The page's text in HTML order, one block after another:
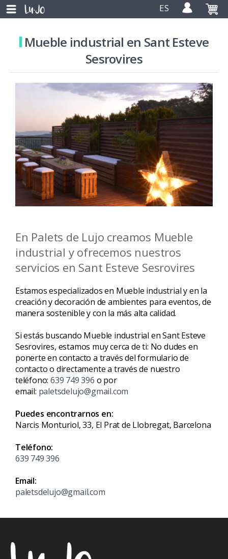
ES
Mueble industrial en Sant Esteve
Sesrovires
En Palets de Lujo creamos Mueble
industrial y ofrecemos nuestros
servicios en Sant Esteve Sesrovires
Estamos especializados en Mueble industrial y en la
creación y decoración de ambientes para eventos, de
manera sostenible y con la más alta calidad.
Si estás buscando Mueble industrial en Sant Esteve
Sesrovires, estamos muy cerca de ti: No dudes en
ponerte en contacto a través del formulario de
contacto o directamente a través de nuestro
teléfono: 639 749 396 o por
email: paletsdelujo@gmail.com
Puedes encontrarnos en:
Narcis Monturiol, 33, El Prat de Llobregat, Barcelona
Teléfono:
639 749 396
Email:
paletsdelujo@gmail.com